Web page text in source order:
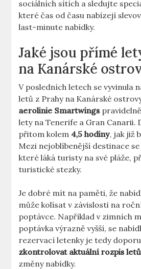
sociálních sítích a sledujte
které čas od času nabízejí
last-minute nabídky.
Jaké jsou přímé
na Kanárské
V posledních letech se vyvinula
letů z Prahy na Kanárské
aerolinie Smartwings
lety na Tenerife a Gran Canarii.
přitom kolem 4,5 hodiny, jak již
Mezi nejoblíbenější destinace
které láká turisty na své pláže,
turistické stezky.
Je dobré mít na paměti, že
může kolísat v závislosti na
poptávce. Například v zimních
poptávka výrazně vyšší, se
rezervací letenky je tedy
zkontrolovat aktuální rozpis letů
změny nabídky.